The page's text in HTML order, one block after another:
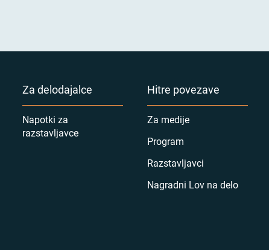
Za delodajalce
Napotki za
razstavljavce
Hitre povezave
Za medije
Program
Razstavljavci
Nagradni Lov na delo